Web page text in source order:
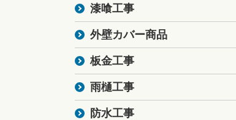
漆喰工事
外壁カバー商品
板金工事
雨樋工事
防水工事